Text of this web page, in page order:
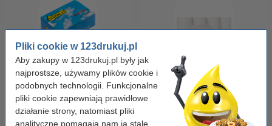
Pliki cookie w 123drukuj.pl
Aby zakupy w 123drukuj.pl były jak
najprostsze, używamy plików cookie i
podobnych technologii. Funkcjonalne
pliki cookie zapewniają prawidłowe
działanie strony, natomiast pliki
analityczne pomagają nam ją stale
Spinacze biurowe 33 mm
okrągłe (100 sztuk), 123drukuj
Rolki termiczne do kasy
fiskalnej 57mm x 40mm x 20m
(5 sztuk), 123drukuj